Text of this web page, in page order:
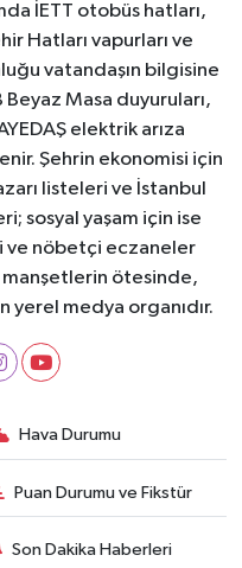
İETT otobüs hatları,
Hatları vapurları ve
vatandaşın bilgisine
Masa duyuruları,
elektrik arıza
Şehrin ekonomisi için
listeleri ve İstanbul
sosyal yaşam için ise
ve nöbetçi eczaneler
manşetlerin ötesinde,
yerel medya organıdır.
Hava Durumu
Puan Durumu ve Fikstür
Son Dakika Haberleri